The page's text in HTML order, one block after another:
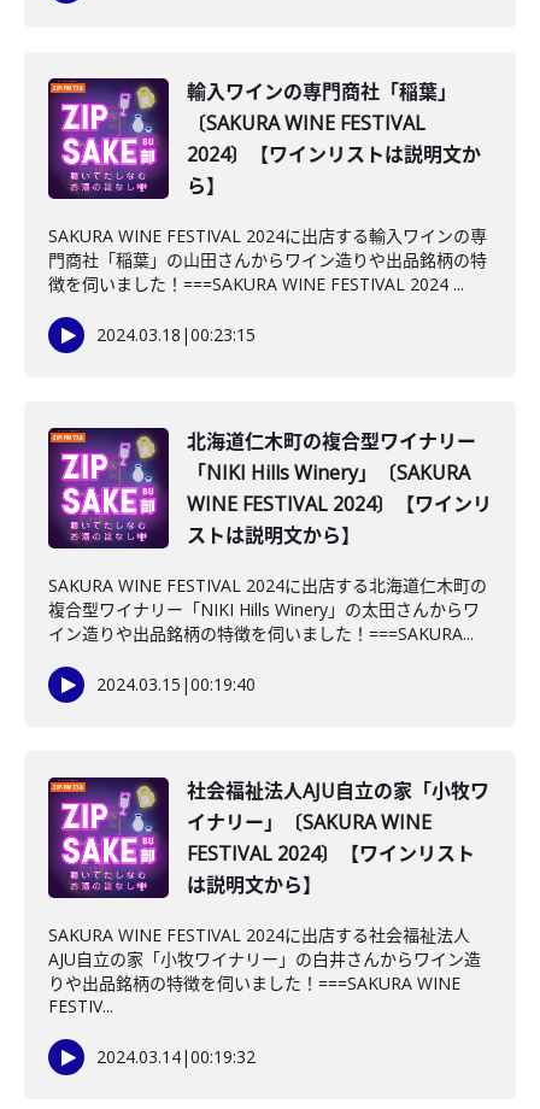
輸入ワインの専門商社「稲葉」
〔SAKURA WINE FESTIVAL
2024〕【ワインリストは説明文か
ら】
SAKURA WINE FESTIVAL 2024に出店する輸入ワインの専
門商社「稲葉」の山田さんからワイン造りや出品銘柄の特
徴を伺いました！===SAKURA WINE FESTIVAL 2024 ...
2024.03.18 |00:23:15
北海道仁木町の複合型ワイナリー
「NIKI Hills Winery」〔SAKURA
WINE FESTIVAL 2024〕【ワインリ
ストは説明文から】
SAKURA WINE FESTIVAL 2024に出店する北海道仁木町の
複合型ワイナリー「NIKI Hills Winery」の太田さんからワ
イン造りや出品銘柄の特徴を伺いました！===SAKURA...
2024.03.15 |00:19:40
社会福祉法人AJU自立の家「小牧ワ
イナリー」〔SAKURA WINE
FESTIVAL 2024〕【ワインリスト
は説明文から】
SAKURA WINE FESTIVAL 2024に出店する社会福祉法人
AJU自立の家「小牧ワイナリー」の白井さんからワイン造
りや出品銘柄の特徴を伺いました！===SAKURA WINE
FESTIV...
2024.03.14|00:19:32